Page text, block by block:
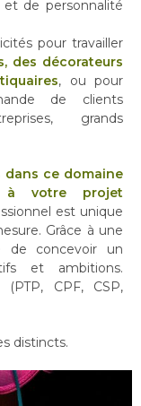
de personnalité
pour travailler
des décorateurs
, ou pour
de clients
grands
dans ce domaine
à votre projet
est unique
Grâce à une
de concevoir un
et ambitions.
(PTP, CPF, CSP,
distincts.